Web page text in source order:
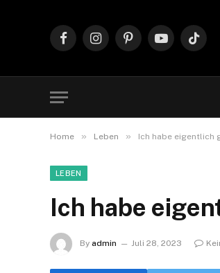
FacebookInstagramPinterestYouTubeTikTok
Home » Leben » Ich habe eigentlich
LEBEN
Ich habe
By admin Juli 28, 2023